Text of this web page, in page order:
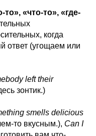
то», «что-то», «где-
когда
ответ (угощаем или
left their
зонтик.)
smells delicious
то вкусным.), Can I